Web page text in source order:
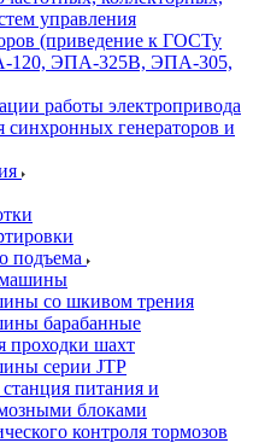
управления
(приведение к ГОСТу
120, ЭПА-325В, ЭПА-305,
работы электропривода
генераторов и
подъема
машины
со шкивом трения
барабанные
проходки шахт
серии JTP
питания и
блоками
контроля тормозов